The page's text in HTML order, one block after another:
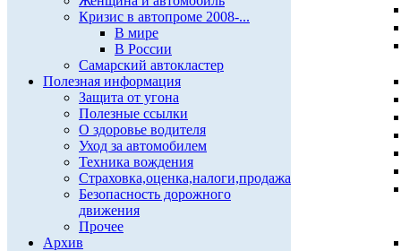
Кризис в автопроме 2008-...
В мире
В России
Самарский автокластер
Полезная информация
Защита от угона
Полезные ссылки
О здоровье водителя
Уход за автомобилем
Техника вождения
Страховка,оценка,налоги,продажа
Безопасность дорожного
движения
Прочее
Архив